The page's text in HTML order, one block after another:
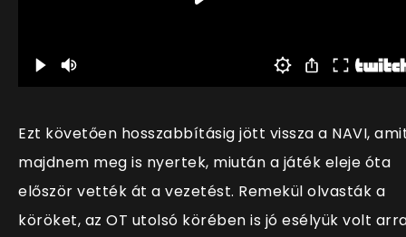
Ezt követően hosszabbításig jött vissza a NAVI,
majdnem meg is nyertek, miután a játék eleje óta
először vették át a vezetést. Remekül olvasták a
köröket, az OT utolsó körében is jó esélyük volt